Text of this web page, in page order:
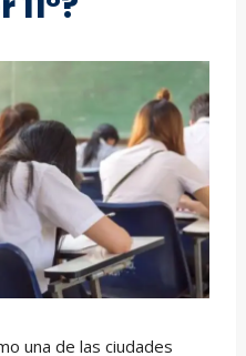
una de las ciudades